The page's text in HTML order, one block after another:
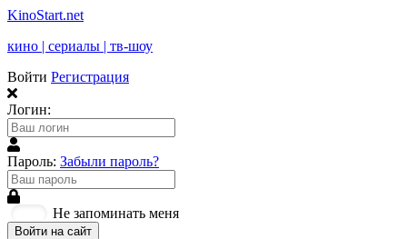
KinoStart.net
кино | сериалы | тв-шоу
Войти Регистрация
Логин:
Пароль: Забыли пароль?
Не запоминать меня
Войти на сайт